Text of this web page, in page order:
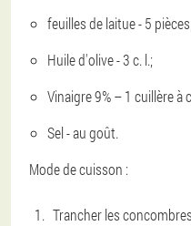
feuilles de laitue - 5
Huile d'olive - 3 c. l.;
Vinaigre 9% – 1 cuillère à
Sel - au goût.
Mode de cuisson :
Trancher les